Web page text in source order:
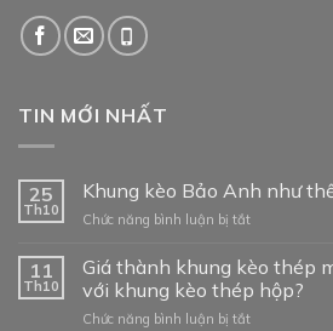
TIN MỚI NHẤT
25
Th10
Khung kèo Bảo Anh như
Chức năng bình luận bị tắtở
kèo
Bảo
Anh
như
11
Th10
Giá thành khung kèo thép
với khung kèo thép hộp?
Chức năng bình luận bị tắtở